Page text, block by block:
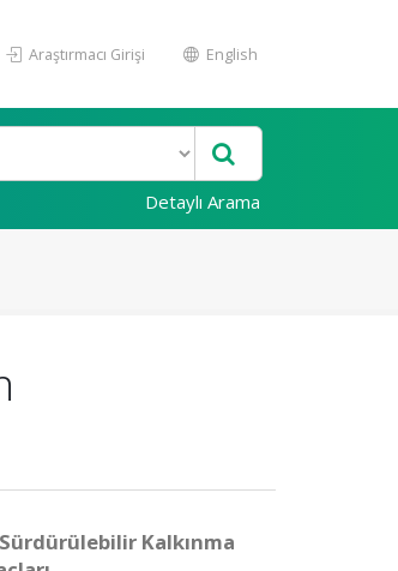
Araştırmacı Girişi English
Detaylı Arama
Kalkınma